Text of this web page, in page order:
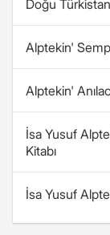
Doğu
Alptekin'
Alptekin'
İsa Yusuf
Kitabı
İsa Yusuf